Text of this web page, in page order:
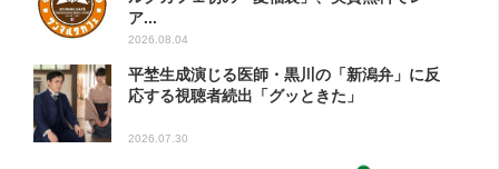
ア...
2026.08.04
平埜生成演じる医師・黒川の「新潟弁」に反
応する視聴者続出「グッときた」
2026.07.30